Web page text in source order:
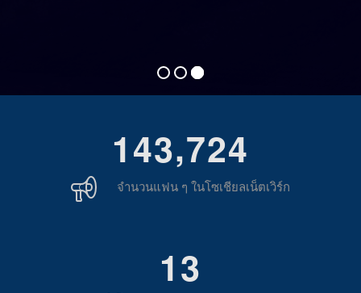
143,724
จำนวนแฟน ๆ ในโซเชียลเน็ตเวิร์ก
13